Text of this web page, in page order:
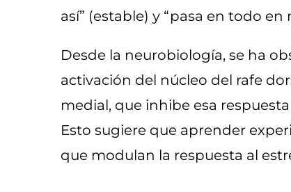
así” (estable) y “pasa en todo
Desde la neurobiología, se ha
activación del núcleo del rafe
medial, que inhibe esa respuesta
Esto sugiere que aprender
que modulan la respuesta al